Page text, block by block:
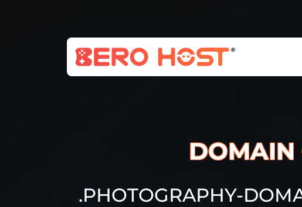
DOMAIN
.PHOTOGRAPHY-